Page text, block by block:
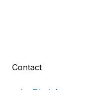
Contact